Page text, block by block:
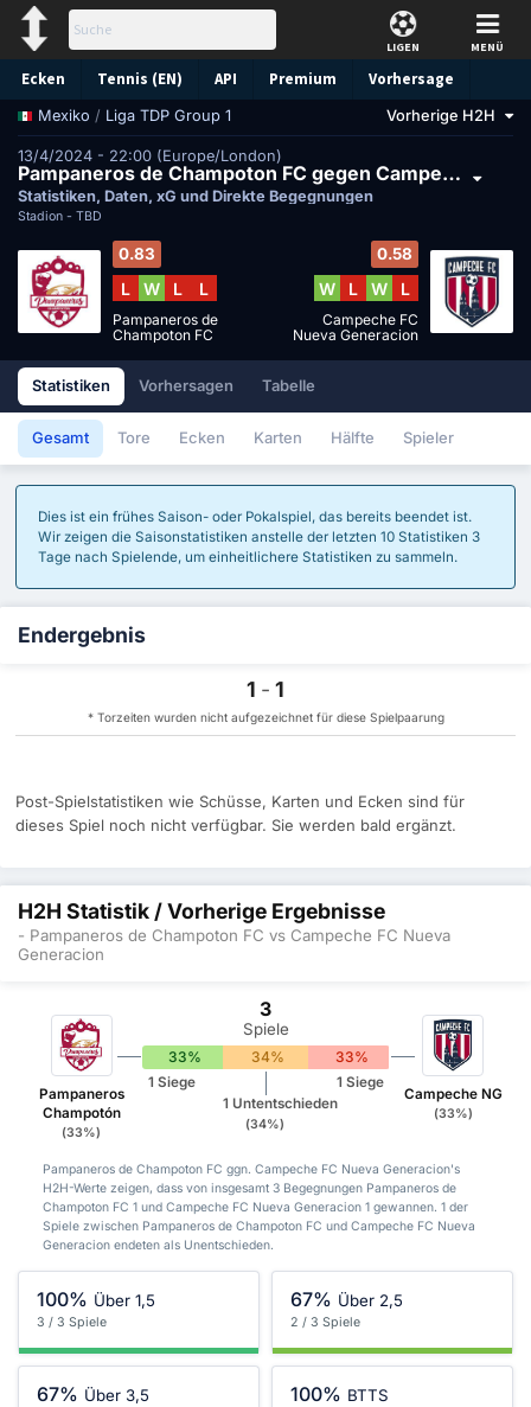
LIGEN MENÜ
Ecken Tennis (EN) API Premium Vorhersage
Mexiko / Liga TDP Group 1 Vorherige H2H
13/4/2024 - 22:00 (Europe/London)
Pampaneros de Champoton FC gegen Campeche FC Nueva Generacion
Statistiken, Daten, xG und Direkte Begegnungen
Stadion - TBD
0.83
L W L L
Pampaneros de
Champoton FC
0.58
W L W L
Campeche FC
Nueva Generacion
Statistiken Vorhersagen Tabelle
Gesamt Tore Ecken Karten Hälfte Spieler
Dies ist ein frühes Saison- oder Pokalspiel, das bereits beendet ist.
Wir zeigen die Saisonstatistiken anstelle der letzten 10 Statistiken 3
Tage nach Spielende, um einheitlichere Statistiken zu sammeln.
Endergebnis
1 - 1
* Torzeiten wurden nicht aufgezeichnet für diese Spielpaarung
Post-Spielstatistiken wie Schüsse, Karten und Ecken sind für
dieses Spiel noch nicht verfügbar. Sie werden bald ergänzt.
H2H Statistik / Vorherige Ergebnisse
- Pampaneros de Champoton FC vs Campeche FC Nueva
Generacion
Pampaneros
Champotón
(33%)
3
Spiele
33% 34% 33%
1 Siege
1 Untentschieden
(34%)
1 Siege
Campeche NG
(33%)
Pampaneros de Champoton FC ggn. Campeche FC Nueva Generacion's
H2H-Werte zeigen, dass von insgesamt 3 Begegnungen Pampaneros de
Champoton FC 1 und Campeche FC Nueva Generacion 1 gewannen. 1 der
Spiele zwischen Pampaneros de Champoton FC und Campeche FC Nueva
Generacion endeten als Unentschieden.
100% Über 1,5
3 / 3 Spiele
67% Über 2,5
2 / 3 Spiele
67% Über 3,5 100% BTTS